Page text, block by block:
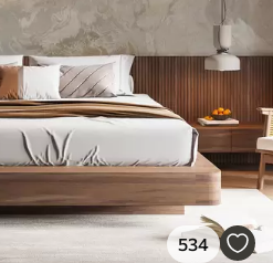
534